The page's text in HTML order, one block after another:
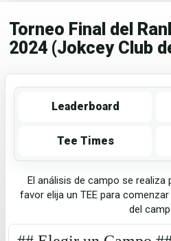
Torneo Final del
2024 (Jokcey Club
Leaderboard
Tee Times
El análisis de campo se realiza
favor elija un TEE para
del